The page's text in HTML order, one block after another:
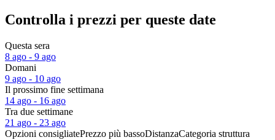
Controlla i prezzi per queste date
Questa sera
8 ago - 9 ago
Domani
9 ago - 10 ago
Il prossimo fine settimana
14 ago - 16 ago
Tra due settimane
21 ago - 23 ago
Opzioni consigliatePrezzo più bassoDistanzaCategoria struttura